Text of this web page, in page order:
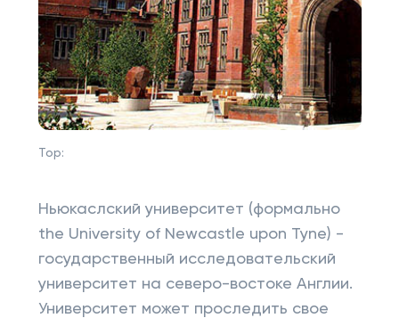
Top:
Ньюкаслский университет (формально
the University of Newcastle upon Tyne) -
государственный исследовательский
университет на северо-востоке Англии.
Университет может проследить свое